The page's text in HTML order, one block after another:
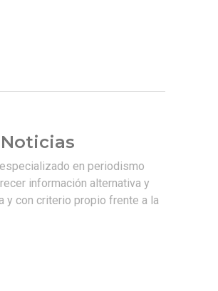
en periodismo
información alternativa y
y con criterio propio frente a la